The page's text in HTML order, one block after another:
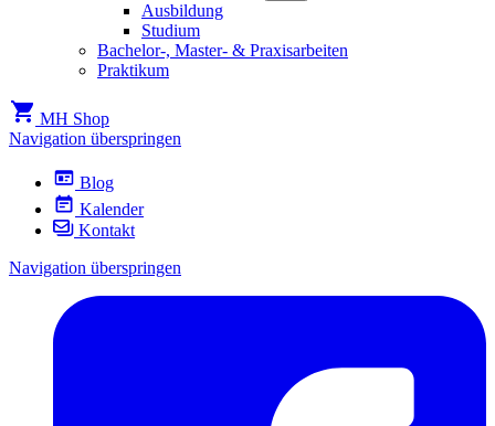
Ausbildung
Studium
Bachelor-, Master- & Praxisarbeiten
Praktikum
MH Shop
Navigation überspringen
Blog
Kalender
Kontakt
Navigation überspringen